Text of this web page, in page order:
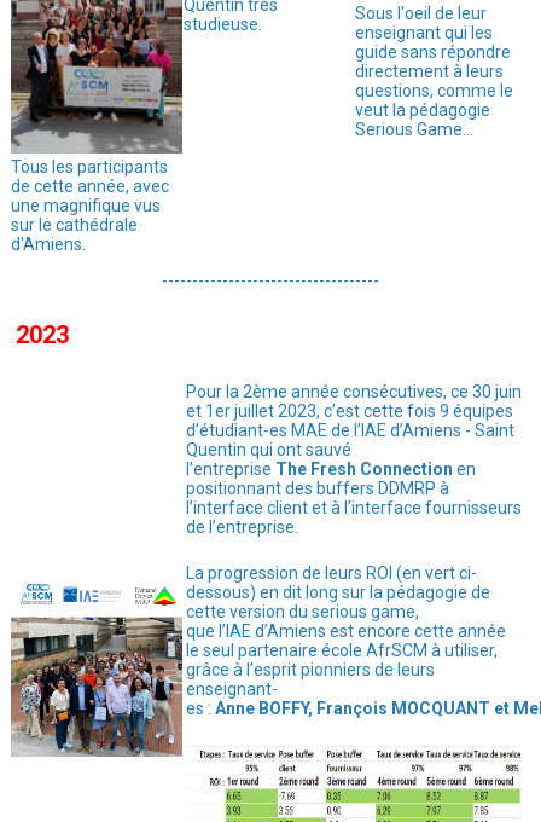
Tous les participants
de cette année, avec
une magnifique vus
sur le cathédrale
d'Amiens.
Quentin très
studieuse.
Sous l'oeil de leur
enseignant qui les
guide sans répondre
directement à leurs
questions, comme le
veut la pédagogie
Serious Game...
------------------------------------
2023
Pour la 2ème année consécutives, ce 30 juin
et 1er juillet 2023, c’est cette fois 9 équipes
d’étudiant-es MAE de l’IAE d’Amiens - Saint
Quentin qui ont sauvé
l’entreprise The Fresh Connection en
positionnant des buffers DDMRP à
l’interface client et à l’interface fournisseurs
de l’entreprise.
La progression de leurs ROI (en vert ci-
dessous) en dit long sur la pédagogie de
cette version du serious game,
que l’IAE d’Amiens est encore cette année
le seul partenaire école AfrSCM à utiliser,
grâce à l’esprit pionniers de leurs
enseignant-
es : Anne BOFFY, François MOCQUANT et